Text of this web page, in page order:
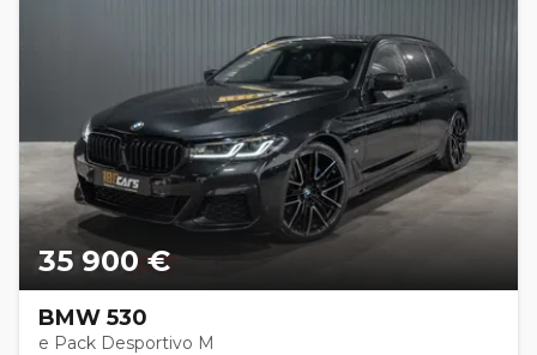
35 900 €
BMW 530
e Pack Desportivo M